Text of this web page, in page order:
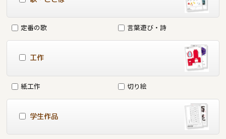
定番の歌 言葉遊び・詩
工作
紙工作 切り絵
学生作品